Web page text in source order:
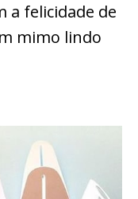
a felicidade de
mimo lindo